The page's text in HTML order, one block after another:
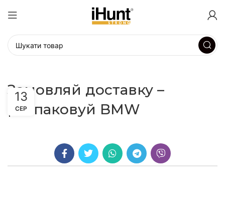
Замовляй доставку –
розпаковуй BMW
13
СЕР